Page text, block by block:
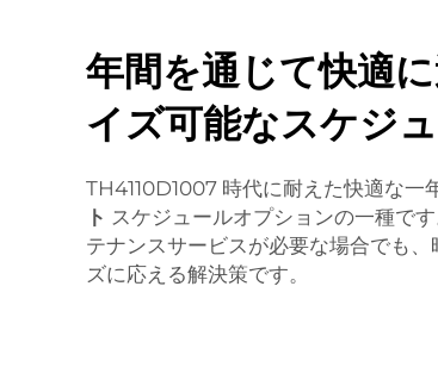
年間を通じて快適
イズ可能なスケジ
TH4110D1007 時代に耐えた快適な一
ト スケジュールオプションの一種で
テナンスサービスが必要な場合でも
ズに応える解決策です。